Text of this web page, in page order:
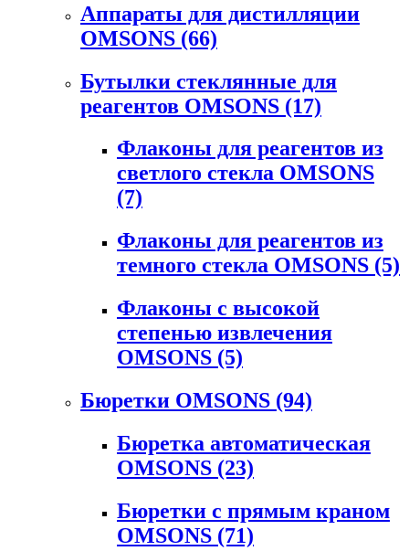
Аппараты для дистилляции
OMSONS (66)
Бутылки стеклянные для
реагентов OMSONS (17)
Флаконы для реагентов из
светлого стекла OMSONS
(7)
Флаконы для реагентов из
темного стекла OMSONS (5)
Флаконы с высокой
степенью извлечения
OMSONS (5)
Бюретки OMSONS (94)
Бюретка автоматическая
OMSONS (23)
Бюретки с прямым краном
OMSONS (71)